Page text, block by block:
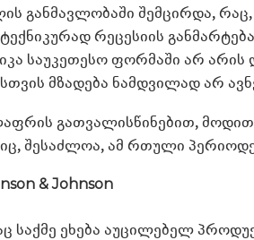
განმავლობაში შემცირდა, რაც,
რეცესიის
საუკეთესო ფორმაში არ არის
მზადება ნამდვილად არ
გათვალისწინებით,
შესაძლოა, ამ რთული
& Johnson
საქმე ეხება აუცილებელ